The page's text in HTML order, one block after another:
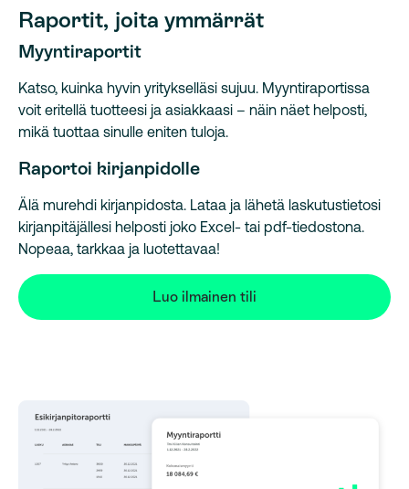
Raportit, joita ymmärrät
Myyntiraportit
Katso, kuinka hyvin yritykselläsi sujuu. Myyntiraportissa
voit eritellä tuotteesi ja asiakkaasi – näin näet helposti,
mikä tuottaa sinulle eniten tuloja.
Raportoi kirjanpidolle
Älä murehdi kirjanpidosta. Lataa ja lähetä laskutustietosi
kirjanpitäjällesi helposti joko Excel- tai pdf-tiedostona.
Nopeaa, tarkkaa ja luotettavaa!
Luo ilmainen tili